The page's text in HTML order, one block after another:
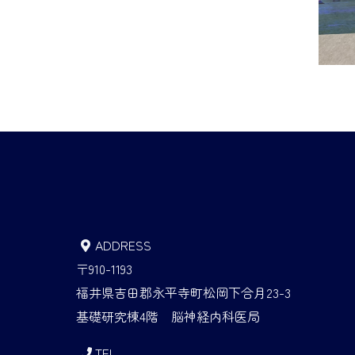
ADDRESS
〒910-1193
福井県吉田郡永平寺町松岡下合月23-3
基礎研究棟4階 脳神経内科医局